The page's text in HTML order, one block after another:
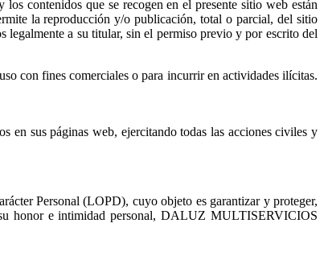
contenidos que se recogen en el presente sitio web están
la reproducción y/o publicación, total o parcial, del sitio
a su titular, sin el permiso previo y por escrito del
con fines comerciales o para incurrir en actividades ilícitas.
sus páginas web, ejercitando todas las acciones civiles y
Personal (LOPD), cuyo objeto es garantizar y proteger,
su honor e intimidad personal, DALUZ MULTISERVICIOS